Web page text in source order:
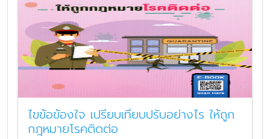
ไขข้อข้องใจ เปรียบเทียบปรับอย่างไร ให้ถูก
กฎหมายโรคติดต่อ